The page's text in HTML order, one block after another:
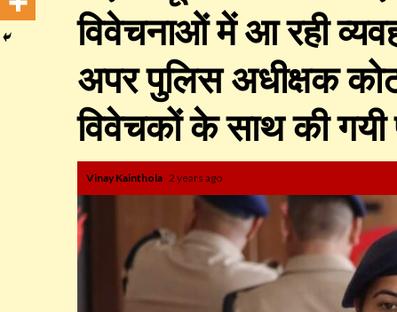
विवेचनाओं में आ रही
अपर पुलिस अधीक्षक
विवेचकों के साथ की गयी
Vinay Kainthola 2 years ago